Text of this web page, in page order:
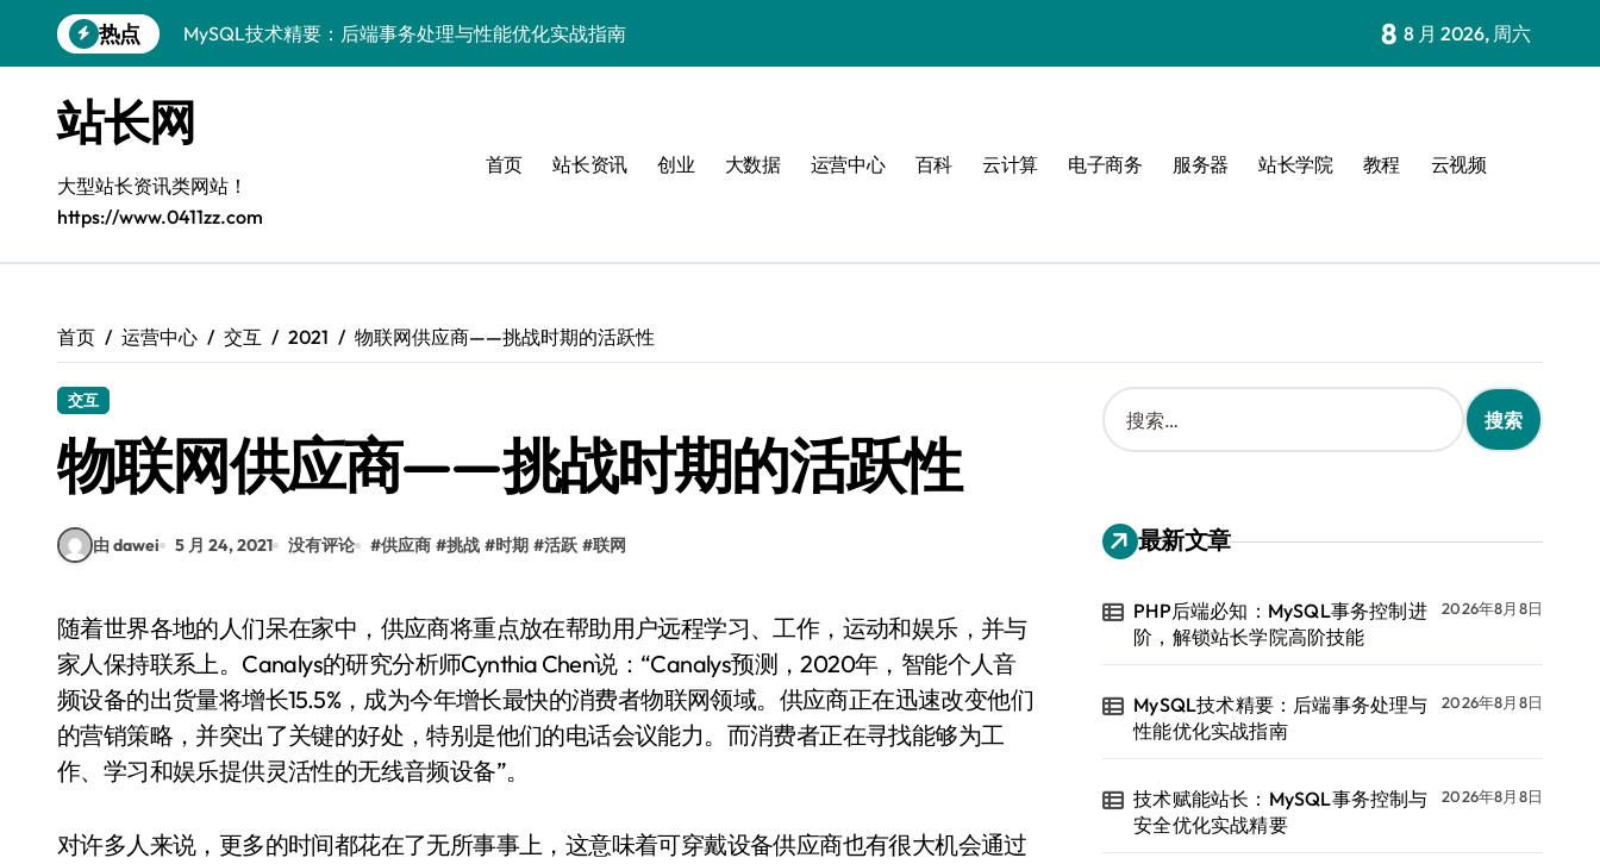
到
热点
MySQL技术精要：后端事务处理与性能优化实战指南
MySQL进阶实战：以科技之力，铸就后端事务性能优化新体验
Go语言MySQL事务控制：技术实战解密与科技优化秘籍
零基础启航：站长学院带你玩转MySQL事务控制绝技！
VR开发进阶秘籍：MySQL事务控制科技实战深度剖析
MySQL事务控制精要：iOS后端技术实战解锁科技高效能
PHP后端必知：MySQL事务控制进阶，解锁站长学院高阶技能
8 8 月 2026, 周六
站长网
大型站长资讯类网站！
https://www.0411zz.com
首页 站长资讯 创业 大数据 运营中心 百科 云计算 电子商务 服务器 站长学院 教程 云视频
首页 运营中心 交互 2021 物联网供应商——挑战时期的活跃性
交互
物联网供应商——挑战时期的活跃性
由 dawei 5 月 24, 2021 没有评论 #供应商 #挑战 #时期 #活跃 #联网
随着世界各地的人们呆在家中，供应商将重点放在帮助用户远程学习、工作，运动和娱乐，并与
家人保持联系上。Canalys的研究分析师Cynthia Chen说：“Canalys预测，2020年，智能个人音
频设备的出货量将增长15.5%，成为今年增长最快的消费者物联网领域。供应商正在迅速改变他们
的营销策略，并突出了关键的好处，特别是他们的电话会议能力。而消费者正在寻找能够为工
作、学习和娱乐提供灵活性的无线音频设备”。
对许多人来说，更多的时间都花在了无所事事上，这意味着可穿戴设备供应商也有很大机会通过
搜
索
：
最新文章
PHP后端必知：MySQL事务控制进
阶，解锁站长学院高阶技能
2026年8月8日
MySQL技术精要：后端事务处理与
性能优化实战指南
2026年8月8日
技术赋能站长：MySQL事务控制与
安全优化实战精要
2026年8月8日